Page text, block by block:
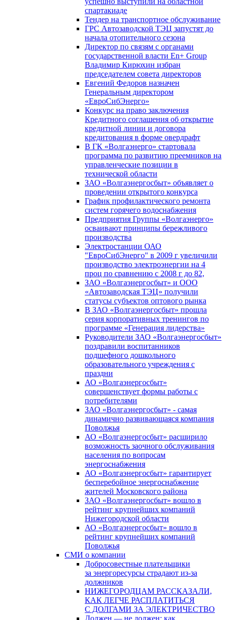
спартакиаде
Тендер на транспортное обслуживание
ГРС Автозаводской ТЭЦ запустят до
начала отопительного сезона
Директор по связям с органами
государственной власти En+ Group
Владимир Кирюхин избран
председателем совета директоров
Евгений Федоров назначен
Генеральным директором
«ЕвроСибЭнерго»
Конкурс на право заключения
Кредитного соглашения об открытие
кредитной линии и договора
кредитования в форме овердрафт
В ГК «Волгаэнерго» стартовала
программа по развитию преемников на
управленческие позиции в
технической области
ЗАО «Волгаэнергосбыт» объявляет о
проведении открытого конкурса
График профилактического ремонта
систем горячего водоснабжения
Предприятия Группы «Волгаэнерго»
осваивают принципы бережливого
производства
Электростанции ОАО
"ЕвроСибЭнерго" в 2009 г увеличили
производство электроэнергии на 4
проц по сравнению с 2008 г до 82,
ЗАО «Волгаэнергосбыт» и ООО
«Автозаводская ТЭЦ» получили
статусы субъектов оптового рынка
В ЗАО «Волгаэнергосбыт» прошла
серия корпоративных тренингов по
программе «Генерация лидерства»
Руководители ЗАО «Волгаэнергосбыт»
поздравили воспитанников
подшефного дошкольного
образовательного учреждения с
праздни
АО «Волгаэнергосбыт»
совершенствует формы работы с
потребителями
ЗАО «Волгаэнергосбыт» - самая
динамично развивающаяся компания
Поволжья
АО «Волгаэнергосбыт» расширило
возможность заочного обслуживания
населения по вопросам
энергоснабжения
АО «Волгаэнергосбыт» гарантирует
бесперебойное энергоснабжение
жителей Московского района
ЗАО «Волгаэнергосбыт» вошло в
рейтинг крупнейших компаний
Нижегородской области
АО «Волгаэнергосбыт» вошло в
рейтинг крупнейших компаний
Поволжья
СМИ о компании
Добросовестные плательщики
за энергоресурсы страдают из-за
должников
НИЖЕГОРОДЦАМ РАССКАЗАЛИ,
КАК ЛЕГЧЕ РАСПЛАТИТЬСЯ
С ДОЛГАМИ ЗА ЭЛЕКТРИЧЕСТВО